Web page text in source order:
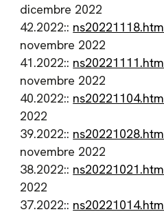
dicembre 2022
42.2022:: ns20221118.htm
novembre 2022
41.2022:: ns20221111.htm
novembre 2022
40.2022:: ns20221104.htm
2022
39.2022:: ns20221028.htm
novembre 2022
38.2022:: ns20221021.htm
2022
37.2022:: ns20221014.htm